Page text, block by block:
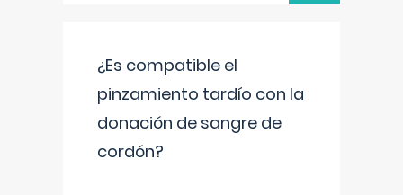
¿Es compatible el
pinzamiento tardío con la
donación de sangre de
cordón?